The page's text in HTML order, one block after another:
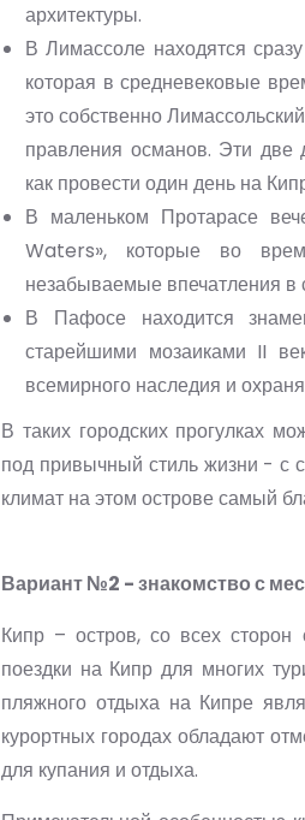
архитектуры.
В Лимассоле находятся
которая в средневековые
это собственно
правления османов. Эти две
как провести один день на
В маленьком Протарасе
Waters», которые во
незабываемые впечатления в
В Пафосе находится
старейшими мозаиками II
всемирного наследия и
В таких городских прогулках
под привычный стиль жизни - с
климат на этом острове самый
Вариант №2 - знакомство с
Кипр – остров, со всех
поездки на Кипр для многих
пляжного отдыха на Кипре
курортных городах обладают
для купания и отдыха.